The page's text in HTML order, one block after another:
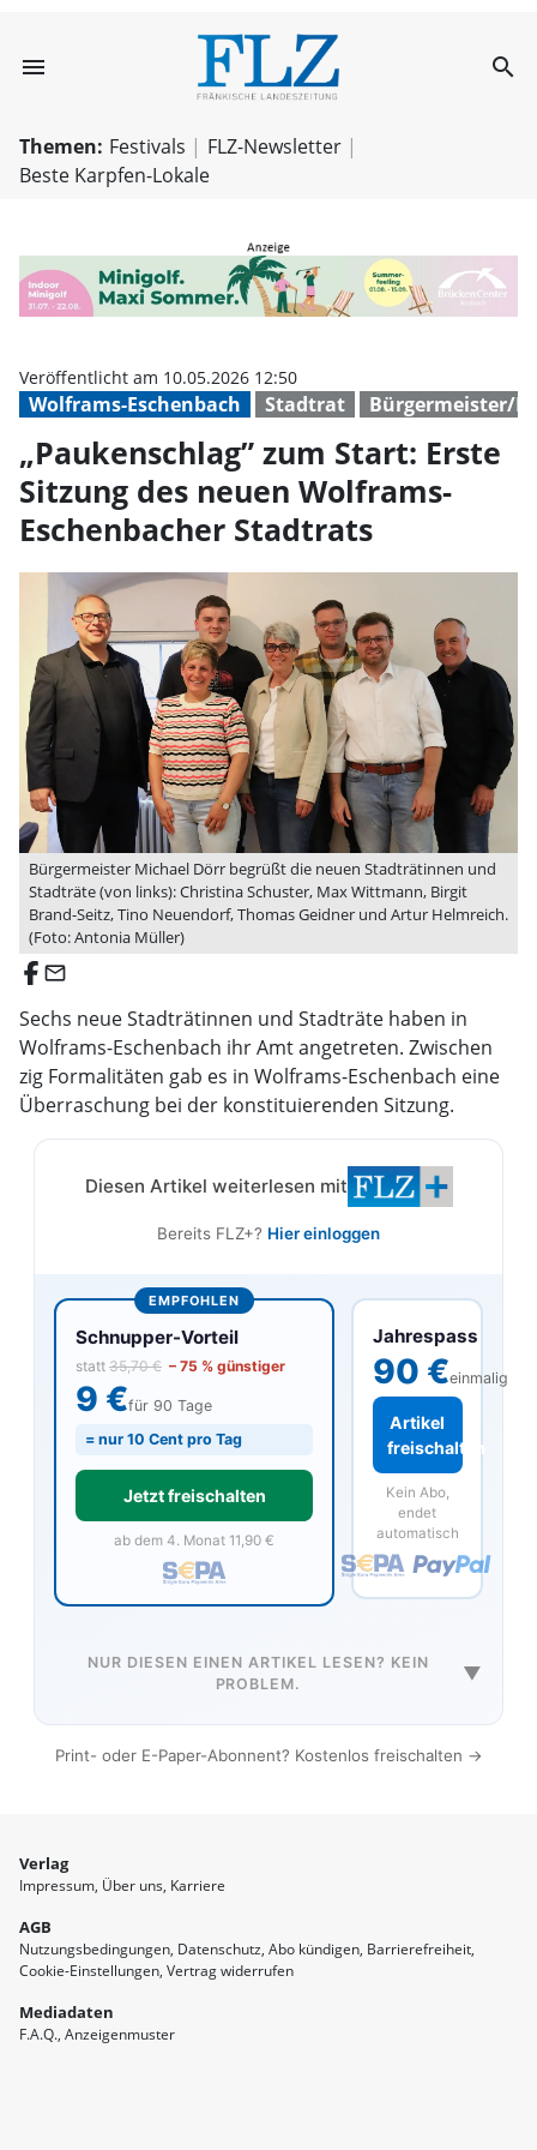
menu search
Themen: Festivals
FLZ-Newsletter
Beste Karpfen-Lokale
Wolframs-Eschenbach Stadtrat Bürgermeister/
Veröffentlicht am 10.05.2026 12:50
„Paukenschlag” zum Start: Erste
Sitzung des neuen Wolframs-
Eschenbacher Stadtrats
Bürgermeister Michael Dörr begrüßt die neuen Stadträtinnen und
Stadträte (von links): Christina Schuster, Max Wittmann, Birgit
Brand-Seitz, Tino Neuendorf, Thomas Geidner und Artur Helmreich.
(Foto: Antonia Müller)
email
Sechs neue Stadträtinnen und Stadträte haben in
Wolframs-Eschenbach ihr Amt angetreten. Zwischen
zig Formalitäten gab es in Wolframs-Eschenbach eine
Überraschung bei der konstituierenden Sitzung.
Diesen Artikel weiterlesen mit
Bereits FLZ+? Hier einloggen
Jahrespass
90 €einmalig
Artikel
freischalten
Kein Abo,
endet
automatisch
EMPFOHLEN
Schnupper-Vorteil
statt 35,70 € – 75 % günstiger
9 €für 90 Tage
= nur 10 Cent pro Tag
Jetzt freischalten
ab dem 4. Monat 11,90 €
NUR DIESEN EINEN ARTIKEL LESEN? KEIN
PROBLEM.
▼
Print- oder E-Paper-Abonnent? Kostenlos freischalten →
Verlag
Impressum Über uns Karriere
AGB
Nutzungsbedingungen Datenschutz Abo kündigen Barrierefreiheit
Cookie-Einstellungen Vertrag widerrufen
Mediadaten
F.A.Q. Anzeigenmuster